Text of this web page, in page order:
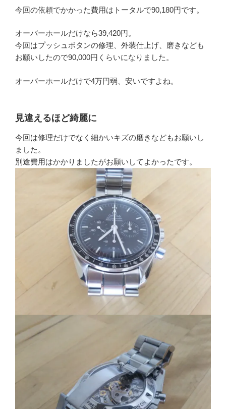
今回の依頼でかかった費用はトータルで90,180円です。
オーバーホールだけなら39,420円。
今回はプッシュボタンの修理、外装仕上げ、磨きなども
お願いしたので90,000円くらいになりました。
オーバーホールだけで4万円弱、安いですよね。
見違えるほど綺麗に
今回は修理だけでなく細かいキズの磨きなどもお願いし
ました。
別途費用はかかりましたがお願いしてよかったです。